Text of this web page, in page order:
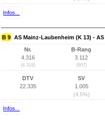
Infos...
B 9 AS Mainz-Laubenheim (K 13) -
Nr.
4.316
(4.318)
B-Rang
3.112
(907)
DTV
22.335
SV
1.005
(4,5%)
Infos...